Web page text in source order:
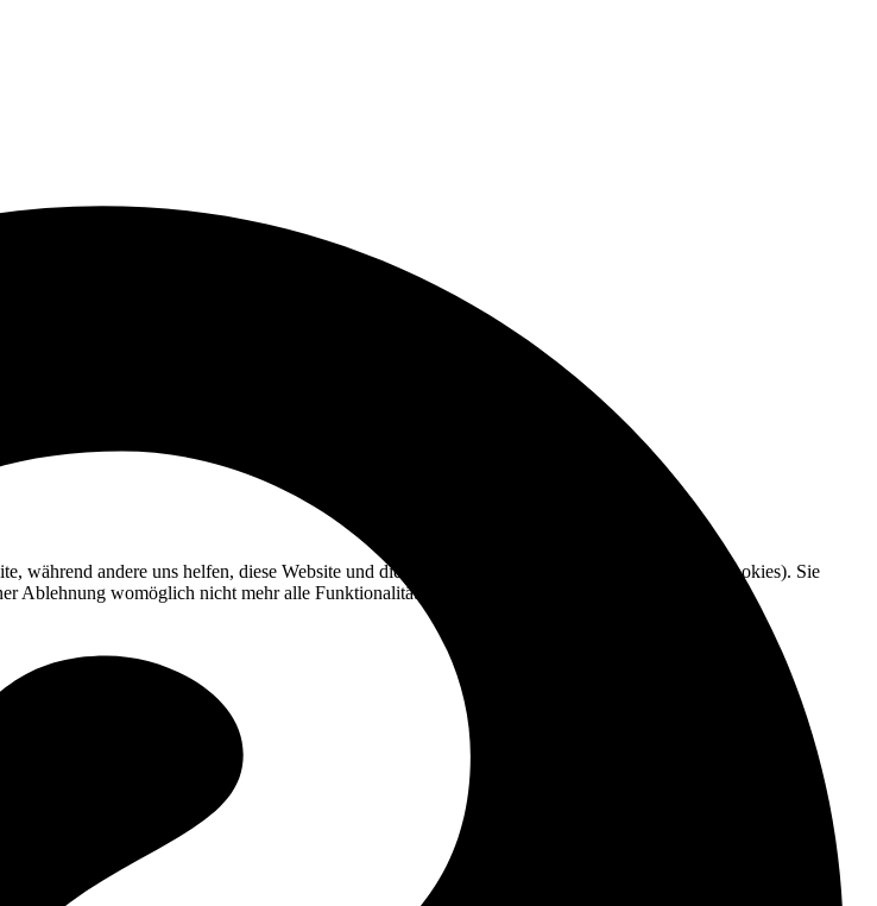
während andere uns helfen, diese Website und die Nutzererfahrung zu verbessern (Tracking Cookies). Sie
Ablehnung womöglich nicht mehr alle Funktionalitäten der Seite zur Verfügung stehen.